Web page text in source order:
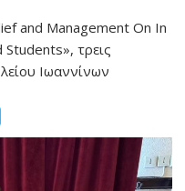
and Management On In
τρεις
Ιωαννίνων